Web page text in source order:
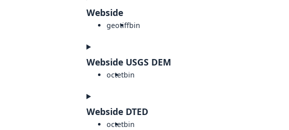
Webside
geotiffbin
Webside USGS DEM
octetbin
Webside DTED
octetbin